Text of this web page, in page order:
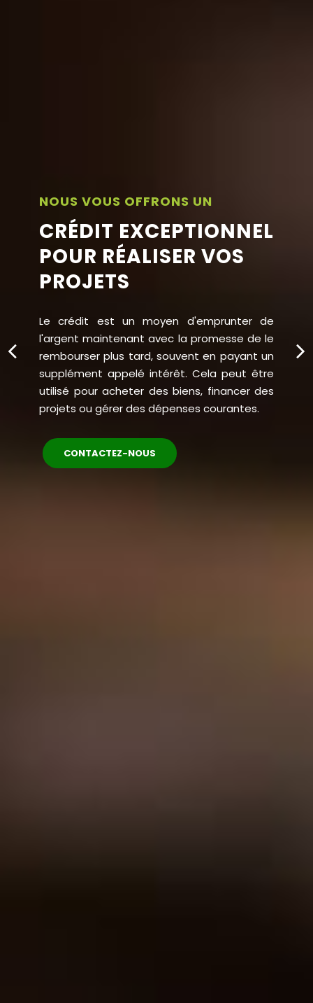
NOUS VOUS OFFRONS UN
CRÉDIT EXCEPTIONNEL
POUR RÉALISER VOS
PROJETS
Le crédit est un moyen d'emprunter de
l'argent maintenant avec la promesse de le
rembourser plus tard, souvent en payant un
supplément appelé intérêt. Cela peut être
utilisé pour acheter des biens, financer des
projets ou gérer des dépenses courantes.
CONTACTEZ-NOUS